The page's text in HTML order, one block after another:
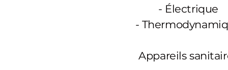
- Électrique
-
Appareils